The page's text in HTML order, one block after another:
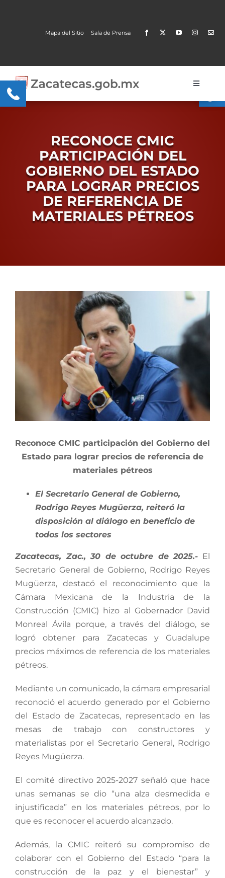
Mapa del Sitio Sala de Prensa
Toggle
Transparencia
MOBI
Conoce Zacatecas
RECONOCE CMIC
PARTICIPACIÓN DEL
GOBIERNO DEL ESTADO
PARA LOGRAR PRECIOS
DE REFERENCIA DE
MATERIALES PÉTREOS
Reconoce CMIC participación del Gobierno del
Estado para lograr precios de referencia de
materiales pétreos
El Secretario General de Gobierno,
Rodrigo Reyes Mugüerza, reiteró la
disposición al diálogo en beneficio de
todos los sectores
Zacatecas, Zac., 30 de octubre de 2025.- El
Secretario General de Gobierno, Rodrigo Reyes
Mugüerza, destacó el reconocimiento que la
Cámara Mexicana de la Industria de la
Construcción (CMIC) hizo al Gobernador David
Monreal Ávila porque, a través del diálogo, se
logró obtener para Zacatecas y Guadalupe
precios máximos de referencia de los materiales
pétreos.
Mediante un comunicado, la cámara empresarial
reconoció el acuerdo generado por el Gobierno
del Estado de Zacatecas, representado en las
mesas de trabajo con constructores y
materialistas por el Secretario General, Rodrigo
Reyes Mugüerza.
El comité directivo 2025-2027 señaló que hace
unas semanas se dio “una alza desmedida e
injustificada” en los materiales pétreos, por lo
que es reconocer el acuerdo alcanzado.
Además, la CMIC reiteró su compromiso de
colaborar con el Gobierno del Estado “para la
construcción de la paz y el bienestar” y